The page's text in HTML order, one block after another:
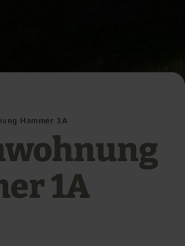
Hammer 1A
1A